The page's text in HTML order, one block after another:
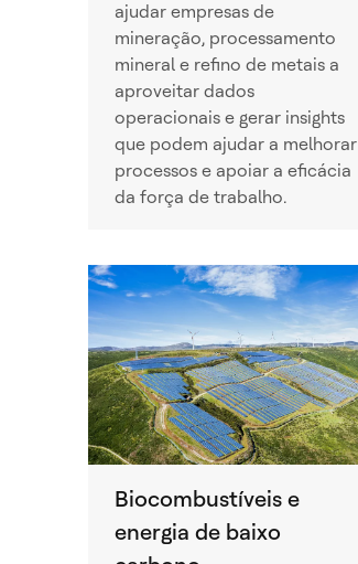
ajudar empresas de
mineração, processamento
mineral e refino de metais a
aproveitar dados
operacionais e gerar insights
que podem ajudar a melhorar
processos e apoiar a eficácia
da força de trabalho.
Biocombustíveis e
energia de baixo